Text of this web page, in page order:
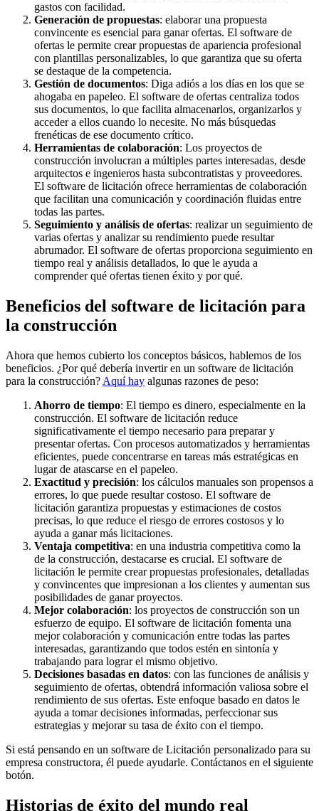
gastos con facilidad.
Generación de propuestas: elaborar una propuesta
convincente es esencial para ganar ofertas. El software de
ofertas le permite crear propuestas de apariencia profesional
con plantillas personalizables, lo que garantiza que su oferta
se destaque de la competencia.
Gestión de documentos: Diga adiós a los días en los que se
ahogaba en papeleo. El software de ofertas centraliza todos
sus documentos, lo que facilita almacenarlos, organizarlos y
acceder a ellos cuando lo necesite. No más búsquedas
frenéticas de ese documento crítico.
Herramientas de colaboración: Los proyectos de
construcción involucran a múltiples partes interesadas, desde
arquitectos e ingenieros hasta subcontratistas y proveedores.
El software de licitación ofrece herramientas de colaboración
que facilitan una comunicación y coordinación fluidas entre
todas las partes.
Seguimiento y análisis de ofertas: realizar un seguimiento de
varias ofertas y analizar su rendimiento puede resultar
abrumador. El software de ofertas proporciona seguimiento en
tiempo real y análisis detallados, lo que le ayuda a
comprender qué ofertas tienen éxito y por qué.
Beneficios del software de licitación para
la construcción
Ahora que hemos cubierto los conceptos básicos, hablemos de los
beneficios. ¿Por qué debería invertir en un software de licitación
para la construcción? Aquí hay algunas razones de peso:
Ahorro de tiempo: El tiempo es dinero, especialmente en la
construcción. El software de licitación reduce
significativamente el tiempo necesario para preparar y
presentar ofertas. Con procesos automatizados y herramientas
eficientes, puede concentrarse en tareas más estratégicas en
lugar de atascarse en el papeleo.
Exactitud y precisión: los cálculos manuales son propensos a
errores, lo que puede resultar costoso. El software de
licitación garantiza propuestas y estimaciones de costos
precisas, lo que reduce el riesgo de errores costosos y lo
ayuda a ganar más licitaciones.
Ventaja competitiva: en una industria competitiva como la
de la construcción, destacarse es crucial. El software de
licitación le permite crear propuestas profesionales, detalladas
y convincentes que impresionan a los clientes y aumentan sus
posibilidades de ganar proyectos.
Mejor colaboración: los proyectos de construcción son un
esfuerzo de equipo. El software de licitación fomenta una
mejor colaboración y comunicación entre todas las partes
interesadas, garantizando que todos estén en sintonía y
trabajando para lograr el mismo objetivo.
Decisiones basadas en datos: con las funciones de análisis y
seguimiento de ofertas, obtendrá información valiosa sobre el
rendimiento de sus ofertas. Este enfoque basado en datos le
ayuda a tomar decisiones informadas, perfeccionar sus
estrategias y mejorar su tasa de éxito con el tiempo.
Si está pensando en un software de Licitación personalizado para su
empresa constructora, él puede ayudarle. Contáctanos en el siguiente
botón.
Historias de éxito del mundo real